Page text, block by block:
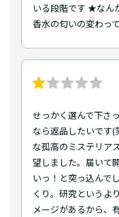
いる段階です ★なん
香水の匂いの変わっ
せっかく選んで下さ
なら返品したいです(
な孤高のミステリア
望しました。届いて
いっ！と突っ込んで
くり。研究というよ
メージがあるから、